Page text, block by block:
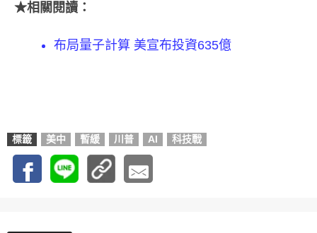
★相關閱讀：
布局量子計算 美宣布投資635億
標籤 美中 暫緩 川普 AI 科技戰